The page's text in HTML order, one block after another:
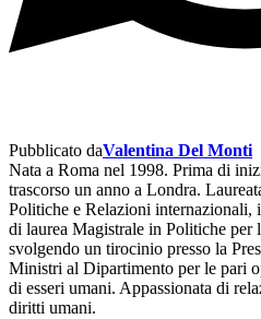
Pubblicato daValentina Del Monti
Nata a Roma nel 1998. Prima di
trascorso un anno a Londra.
Politiche e Relazioni
di laurea Magistrale in Politiche per
svolgendo un tirocinio presso la
Ministri al Dipartimento per le pari
di esseri umani. Appassionata di
diritti umani.